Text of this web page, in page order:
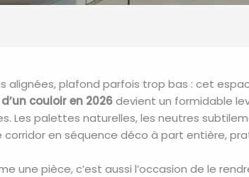
alignées, plafond parfois trop bas : cet
couloir en 2026devient un formidable
Les palettes naturelles, les neutres
corridor en séquence déco à part entière,
une pièce, c’est aussi l’occasion de le